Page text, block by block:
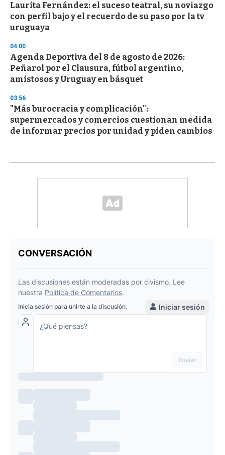
Laurita Fernández: el suceso teatral, su noviazgo
con perfil bajo y el recuerdo de su paso por la tv
uruguaya
04:00
Agenda Deportiva del 8 de agosto de 2026:
Peñarol por el Clausura, fútbol argentino,
amistosos y Uruguay en básquet
03:56
"Más burocracia y complicación":
supermercados y comercios cuestionan medida
de informar precios por unidad y piden cambios